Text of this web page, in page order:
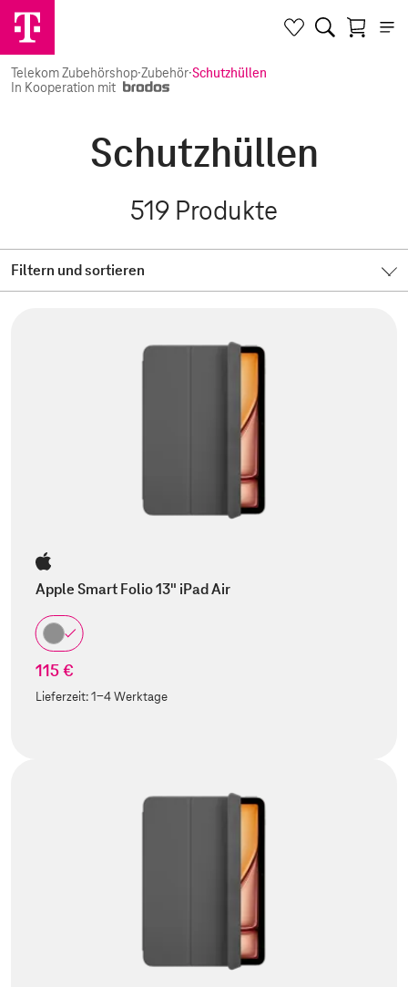
Telekom Zubehörshop·Zubehör·Schutzhüllen
In Kooperation mit
Schutzhüllen
519 Produkte
Filtern und sortieren
Apple Smart Folio 13" iPad Air
115 €
Lieferzeit:1-4 Werktage